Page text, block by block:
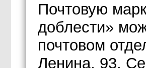
Почтовую
доблести»
почтовом
Ленина, 93.